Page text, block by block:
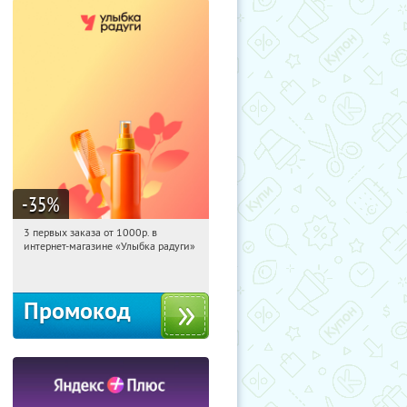
-35%
23:27:33 Получили:
3 первых заказа от 1000р. в
интернет-магазине «Улыбка радуги»
Промокод